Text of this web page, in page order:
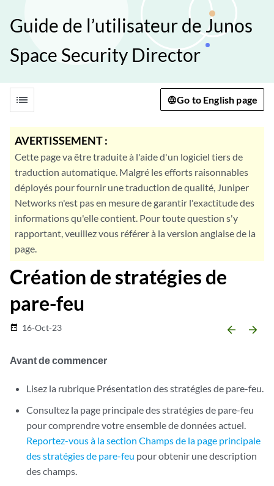
Guide de l’utilisateur de Junos
Space Security Director
list Go to English page
AVERTISSEMENT :
Cette page va être traduite à l'aide d'un logiciel tiers de
traduction automatique. Malgré les efforts raisonnables
déployés pour fournir une traduction de qualité, Juniper
Networks n'est pas en mesure de garantir l'exactitude des
informations qu'elle contient. Pour toute question s'y
rapportant, veuillez vous référer à la version anglaise de la
page.
Création de stratégies de
pare-feu
date_range 16-Oct-23 arrow_backward arrow_forward
Avant de commencer
Lisez la rubrique Présentation des stratégies de pare-feu.
Consultez la page principale des stratégies de pare-feu
pour comprendre votre ensemble de données actuel.
Reportez-vous à la section Champs de la page principale
des stratégies de pare-feu pour obtenir une description
des champs.